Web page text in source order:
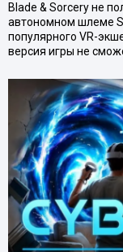
Blade & Sorcery не
автономном шлеме
популярного VR-
версия игры не